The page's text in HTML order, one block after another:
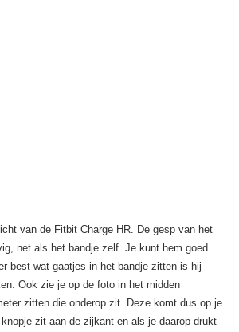
van de Fitbit Charge HR. De gesp van het
net als het bandje zelf. Je kunt hem goed
best wat gaatjes in het bandje zitten is hij
Ook zie je op de foto in het midden
zitten die onderop zit. Deze komt dus op je
zit aan de zijkant en als je daarop drukt